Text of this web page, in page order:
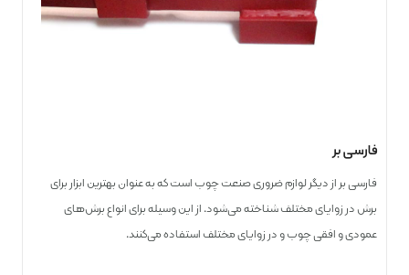
فارسی بر
فارسی بر از دیگر لوازم ضروری صنعت چوب است که به عنوان بهترین ابزار برای
برش در زوایای مختلف شناخته می‌شود. از این وسیله برای انواع برش‌های
عمودی و افقی چوب و در زوایای مختلف استفاده می‌کنند.